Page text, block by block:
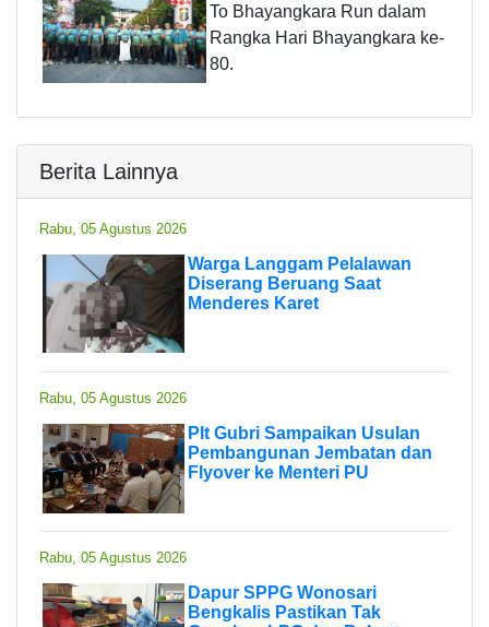
To Bhayangkara Run dalam
Rangka Hari Bhayangkara ke-
80.
Berita Lainnya
Rabu, 05 Agustus 2026
Warga Langgam Pelalawan
Diserang Beruang Saat
Menderes Karet
Rabu, 05 Agustus 2026
Plt Gubri Sampaikan Usulan
Pembangunan Jembatan dan
Flyover ke Menteri PU
Rabu, 05 Agustus 2026
Dapur SPPG Wonosari
Bengkalis Pastikan Tak